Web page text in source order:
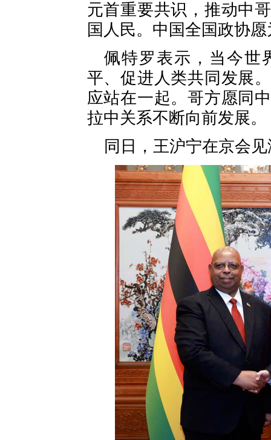
元首重要共识，推动中
国人民。中国全国政协
佩特罗表示，当今世
平、促进人类共同发展
应站在一起。哥方愿同
拉中关系不断向前发展。
同日，王沪宁在京会